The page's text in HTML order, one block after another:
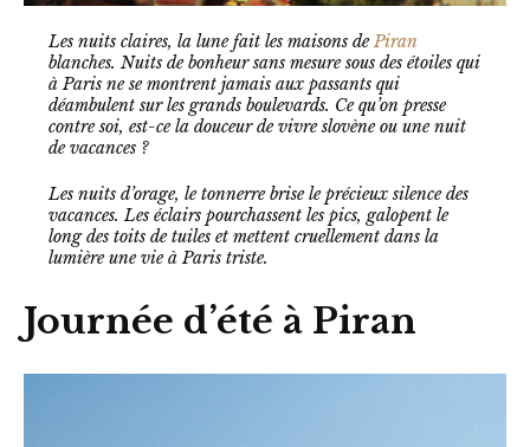
Les nuits claires, la lune fait les maisons dePiran
blanches. Nuits de bonheur sans mesure sous des étoiles qui
à Paris ne se montrent jamais aux passants qui
déambulent sur les grands boulevards. Ce qu’on presse
contre soi, est-ce la douceur de vivre slovène ou une nuit
de vacances ?
Les nuits d’orage, le tonnerre brise le précieux silence des
vacances. Les éclairs pourchassent les pics, galopent le
long des toits de tuiles et mettent cruellement dans la
lumière une vie à Paris triste.
Journée d’été à Piran